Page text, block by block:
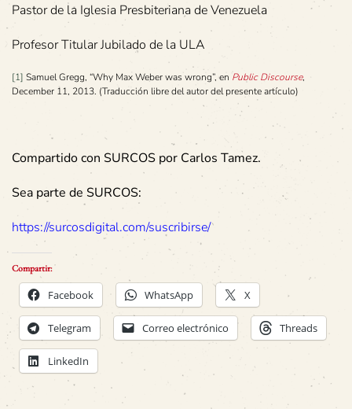
Pastor de la Iglesia Presbiteriana de Venezuela
Profesor Titular Jubilado de la ULA
[1] Samuel Gregg, “Why Max Weber was wrong”, en Public Discourse,
December 11, 2013. (Traducción libre del autor del presente artículo)
Compartido con SURCOS por Carlos Tamez.
Sea parte de SURCOS:
https://surcosdigital.com/suscribirse/
Compartir:
Facebook WhatsApp X
Telegram Correo electrónico Threads
LinkedIn